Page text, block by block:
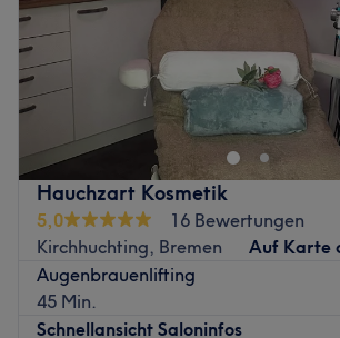
Hauchzart Kosmetik
5,0
16 Bewertungen
Kirchhuchting, Bremen
Auf Karte
Augenbrauenlifting
45 Min.
Schnellansicht Saloninfos